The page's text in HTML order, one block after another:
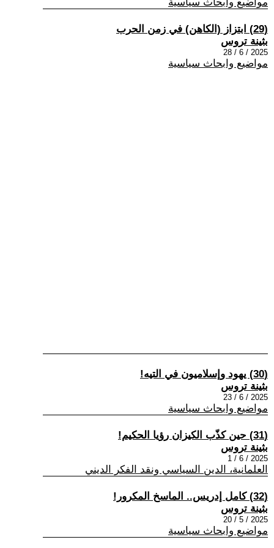
(29) ابتزاز (الكاهن) في زمن الحرب
بثينة تروس
2025 / 6 / 28
مواضيع وابحاث سياسية
(30) يهود وإسلاميون في التيه!
بثينة تروس
2025 / 6 / 23
مواضيع وابحاث سياسية
(31) حين كذّب الكيزان رؤيا الحكيم!
بثينة تروس
2025 / 6 / 1
العلمانية، الدين السياسي ونقد الفكر الديني
(32) كامل إدريس.. الماسخ المكرور!
بثينة تروس
2025 / 5 / 20
مواضيع وابحاث سياسية